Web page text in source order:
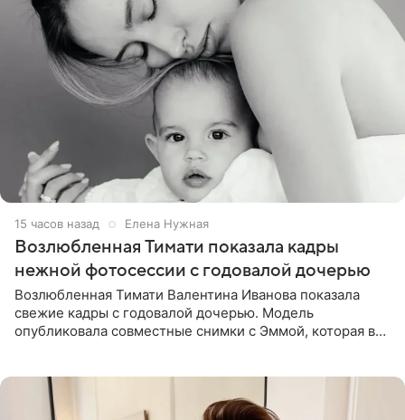
15 часов назад Елена Нужная
Возлюбленная Тимати показала кадры
нежной фотосессии с годовалой дочерью
Возлюбленная Тимати Валентина Иванова показала
свежие кадры с годовалой дочерью. Модель
опубликовала совместные снимки с Эммой, которая в